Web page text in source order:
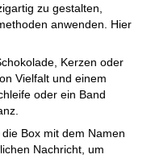
zu gestalten,
anwenden. Hier
Kerzen oder
Vielfalt und einem
oder ein Band
Box mit dem Namen
Nachricht, um